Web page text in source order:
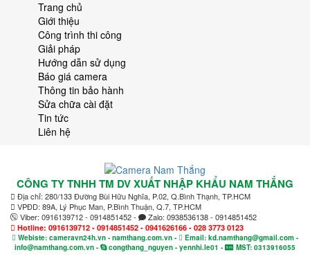
Trang chủ
Giới thiệu
Công trình thi công
Giải pháp
Hướng dẫn sử dụng
Báo giá camera
Thông tin bảo hành
Sửa chữa cài đặt
Tin tức
Liên hệ
CÔNG TY TNHH TM DV XUẤT NHẬP KHẨU NAM THẮNG
Địa chỉ: 280/133 Đường Bùi Hữu Nghĩa, P.02, Q.Bình Thạnh, TP.HCM
VPĐD: 89A, Lý Phục Man, P.Bình Thuận, Q.7, TP.HCM
Viber: 0916139712 - 0914851452 -
Zalo: 0938536138 - 0914851452
Hotline: 0916139712 - 0914851452 - 0941626166 - 028 3773 0123
Webiste: cameravn24h.vn - namthang.com.vn -
Email: kd.namthang@gmail.com -
info@namthang.com.vn -
congthang_nguyen - yennhi.le01 - MST: 0313916055